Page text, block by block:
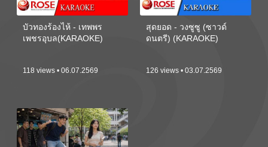
บัวทองร้องไห้ - เทพพร
เพชรอุบล(KARAOKE)
118 views • 06.07.2569
สุดยอด - วงซูซู (ซาวด์
ดนตรี) (KARAOKE)
126 views • 03.07.2569